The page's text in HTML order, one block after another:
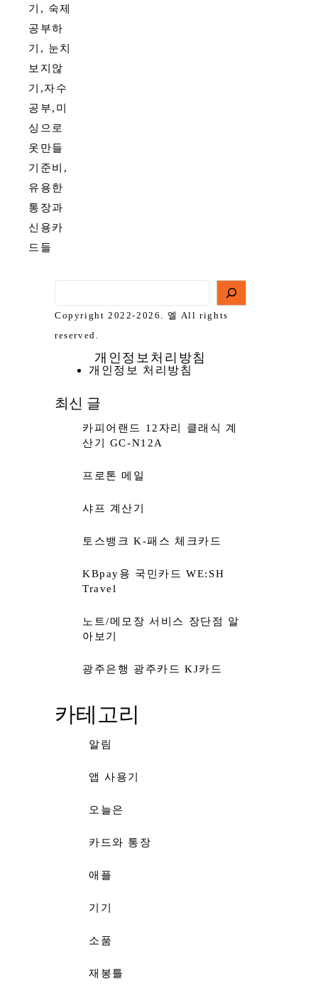
기, 숙제
공부하
기, 눈치
보지않
기,자수
공부,미
싱으로
옷만들
기준비,
유용한
통장과
신용카
드들
Copyright 2022-2026. 엘 All rights
reserved.
개인정보처리방침
개인정보 처리방침
최신 글
카피어랜드 12자리 클래식 계
산기 GC-N12A
프로톤 메일
샤프 계산기
토스뱅크 K-패스 체크카드
KBpay용 국민카드 WE:SH
Travel
노트/메모장 서비스 장단점 알
아보기
광주은행 광주카드 KJ카드
카테고리
알림
앱 사용기
오늘은
카드와 통장
애플
기기
소품
재봉틀